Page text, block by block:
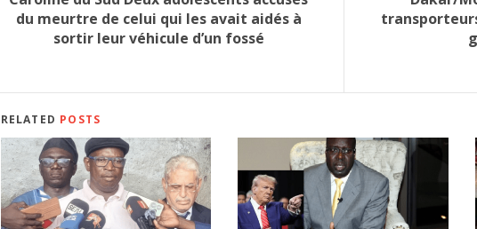
du meurtre de celui qui les avait aidés à
sortir leur véhicule d’un fossé
RELATED POSTS